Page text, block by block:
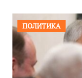
ПОЛИТИКА